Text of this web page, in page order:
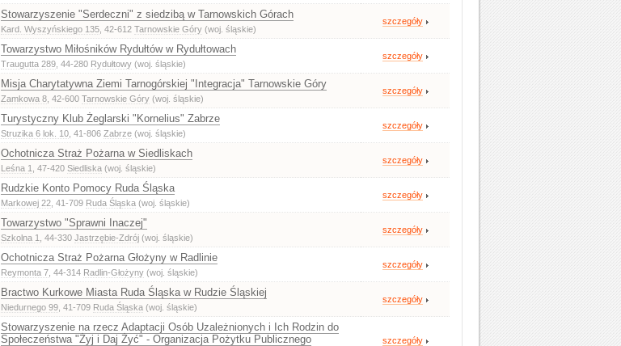
Stowarzyszenie "Serdeczni" z siedzibą w Tarnowskich Górach
Kard. Wyszyńskiego 135 , 42-612 Tarnowskie Góry (woj. śląskie)
szczegóły
Towarzystwo Miłośników Rydułtów w Rydułtowach
Traugutta 289 , 44-280 Rydułtowy (woj. śląskie)
szczegóły
Misja Charytatywna Ziemi Tarnogórskiej "Integracja" Tarnowskie Góry
Zamkowa 8 , 42-600 Tarnowskie Góry (woj. śląskie)
szczegóły
Turystyczny Klub Żeglarski "Kornelius" Zabrze
Struzika 6 lok. 10 , 41-806 Zabrze (woj. śląskie)
szczegóły
Ochotnicza Straż Pożarna w Siedliskach
Leśna 1 , 47-420 Siedliska (woj. śląskie)
szczegóły
Rudzkie Konto Pomocy Ruda Śląska
Markowej 22 , 41-709 Ruda Śląska (woj. śląskie)
szczegóły
Towarzystwo "Sprawni Inaczej"
Szkolna 1 , 44-330 Jastrzębie-Zdrój (woj. śląskie)
szczegóły
Ochotnicza Straż Pożarna Głożyny w Radlinie
Reymonta 7 , 44-314 Radlin-Głożyny (woj. śląskie)
szczegóły
Bractwo Kurkowe Miasta Ruda Śląska w Rudzie Śląskiej
Niedurnego 99 , 41-709 Ruda Śląska (woj. śląskie)
szczegóły
Stowarzyszenie na rzecz Adaptacji Osób Uzależnionych i Ich Rodzin do
Społeczeństwa "Żyj i Daj Żyć" - Organizacja Pożytku Publicznego
szczegóły